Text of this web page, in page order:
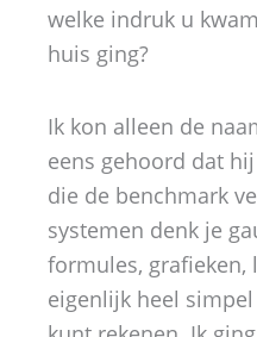
welke indruk u
huis ging?
Ik kon alleen de
eens gehoord dat
die de benchmark
systemen denk je
formules, grafieken,
eigenlijk heel